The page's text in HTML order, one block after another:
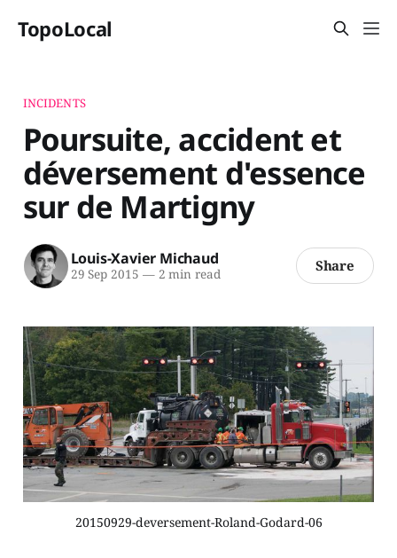
TopoLocal
INCIDENTS
Poursuite, accident et
déversement d'essence
sur de Martigny
Louis-Xavier Michaud
29 Sep 2015 —2 min read Share
20150929-deversement-Roland-Godard-06